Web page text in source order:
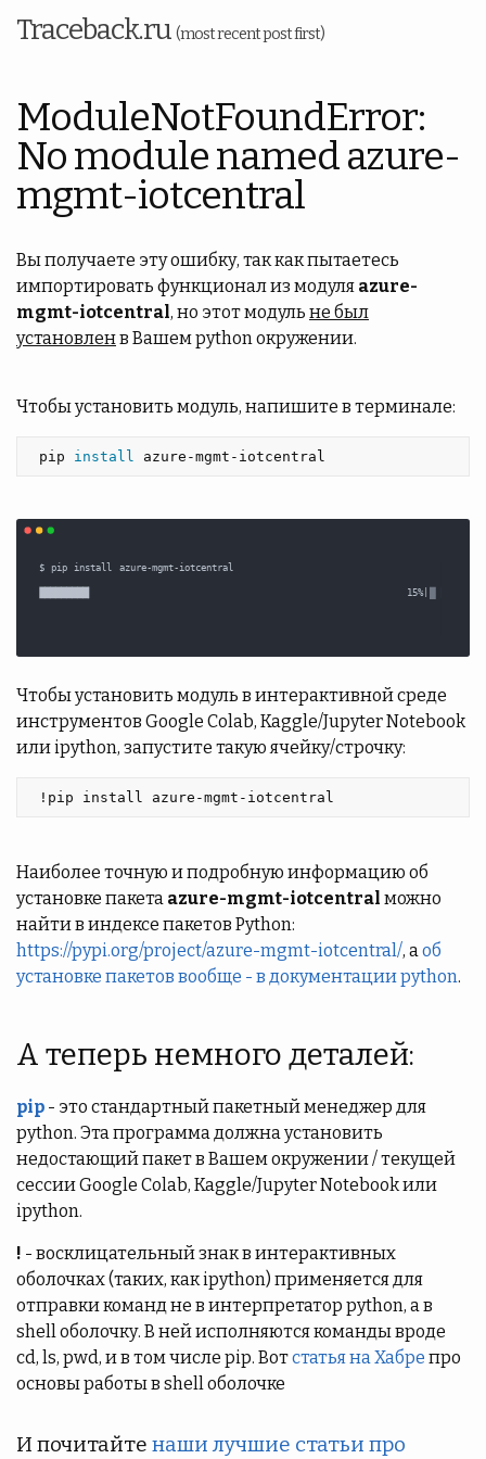
Traceback.ru (most recent post first)
ModuleNotFoundError:
No module named azure-
mgmt-iotcentral
Вы получаете эту ошибку, так как пытаетесь
импортировать функционал из модуля azure-
mgmt-iotcentral, но этот модуль не был
установленв Вашем python окружении.
Чтобы установить модуль, напишите в терминале:
pip install azure-mgmt-iotcentral
Чтобы установить модуль в интерактивной среде
инструментов Google Colab, Kaggle/Jupyter Notebook
или ipython, запустите такую ячейку/строчку:
!pip install azure-mgmt-iotcentral
Наиболее точную и подробную информацию об
установке пакета azure-mgmt-iotcentral можно
найти в индексе пакетов Python:
https://pypi.org/project/azure-mgmt-iotcentral/, аоб
установке пакетов вообще - в документации python.
А теперь немного деталей:
pip - это стандартный пакетный менеджер для
python. Эта программа должна установить
недостающий пакет в Вашем окружении / текущей
сессии Google Colab, Kaggle/Jupyter Notebook или
ipython.
! - восклицательный знак в интерактивных
оболочках (таких, как ipython) применяется для
отправки команд не в интерпретатор python, а в
shell оболочку. В ней исполняются команды вроде
cd, ls, pwd, и в том числе pip. Вотстатья на Хабре про
основы работы в shell оболочке
И почитайте наши лучшие статьи про